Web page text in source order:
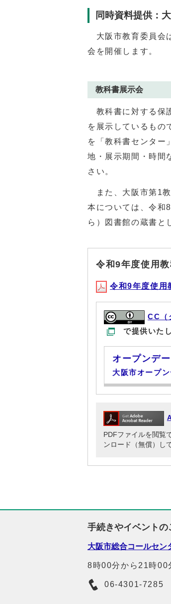
同時資料提供：
大阪市教育委員会
会を開催します。
教科書展示会
教科書に対する保
を展示しているもの
を「教科書センター
地・展示期間・時間
さい。
また、大阪市第1教
本については、令和
ら）図書館の蔵書と
令和9年度使用
令和9年度使
CC（
で提供いた
オープンデ
大阪市オープ
PDFファイルを閲覧
ンロード（無償）し
手続きやイベントの
大阪市総合コールセン
8時00分から21時00
06-4301-7285